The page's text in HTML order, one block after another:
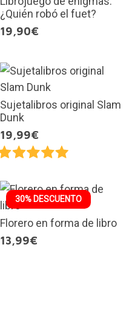
¿Quién robó el fuet?
19,90€
Sujetalibros original Slam
Dunk
19,99€
30% DESCUENTO
Florero en forma de libro
13,99€